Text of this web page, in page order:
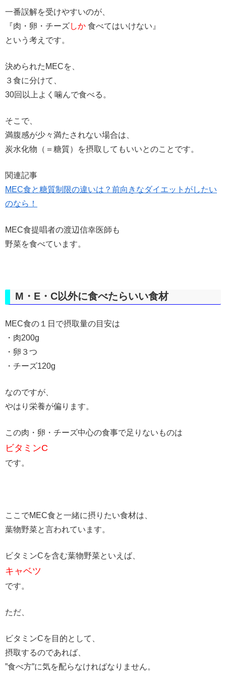
一番誤解を受けやすいのが、
『肉・卵・チーズしか 食べてはいけない』
という考えです。
決められたMECを、
３食に分けて、
30回以上よく噛んで食べる。
そこで、
満腹感が少々満たされない場合は、
炭水化物（＝糖質）を摂取してもいいとのことです。
関連記事
MEC食と糖質制限の違いは？前向きなダイエットがしたい
のなら！
MEC食提唱者の渡辺信幸医師も
野菜を食べています。
M・E・C以外に食べたらいい食材
MEC食の１日で摂取量の目安は
・肉200g
・卵３つ
・チーズ120g
なのですが、
やはり栄養が偏ります。
この肉・卵・チーズ中心の食事で足りないものは
ビタミンC
です。
ここでMEC食と一緒に摂りたい食材は、
葉物野菜と言われています。
ビタミンCを含む葉物野菜といえば、
キャベツ
です。
ただ、
ビタミンCを目的として、
摂取するのであれば、
”食べ方”に気を配らなければなりません。